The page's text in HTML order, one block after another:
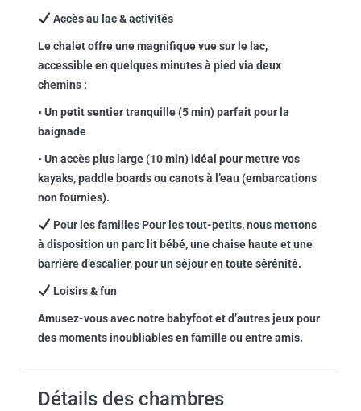
Accès au lac & activités
Le chalet offre une magnifique vue sur le lac,
accessible en quelques minutes à pied via deux
chemins :
• Un petit sentier tranquille (5 min) parfait pour la
baignade
• Un accès plus large (10 min) idéal pour mettre vos
kayaks, paddle boards ou canots à l’eau (embarcations
non fournies).
Pour les familles Pour les tout-petits, nous mettons
à disposition un parc lit bébé, une chaise haute et une
barrière d’escalier, pour un séjour en toute sérénité.
Loisirs & fun
Amusez-vous avec notre babyfoot et d’autres jeux pour
des moments inoubliables en famille ou entre amis.
Détails des chambres